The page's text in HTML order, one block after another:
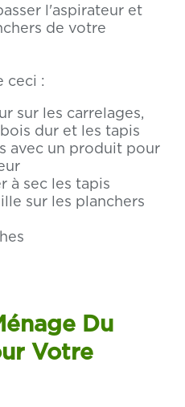
l'aspirateur et
de votre
ceci :
sur les carrelages,
dur et les tapis
avec un produit pour
à sec les tapis
sur les planchers
Du
Votre